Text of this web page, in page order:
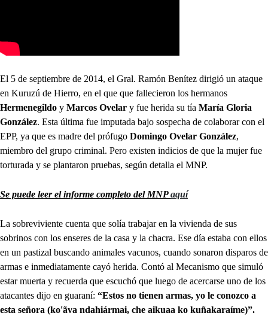
El 5 de septiembre de 2014, el Gral. Ramón Benítez dirigió un ataque
en Kuruzú de Hierro, en el que que fallecieron los hermanos
Hermenegildo y Marcos Ovelar y fue herida su tía María Gloria
González. Esta última fue imputada bajo sospecha de colaborar con el
EPP, ya que es madre del prófugo Domingo Ovelar González,
miembro del grupo criminal. Pero existen indicios de que la mujer fue
torturada y se plantaron pruebas, según detalla el MNP.
Se puede leer el informe completo del MNPaquí
La sobreviviente cuenta que solía trabajar en la vivienda de sus
sobrinos con los enseres de la casa y la chacra. Ese día estaba con ellos
en un pastizal buscando animales vacunos, cuando sonaron disparos de
armas e inmediatamente cayó herida. Contó al Mecanismo que simuló
estar muerta y recuerda que escuchó que luego de acercarse uno de los
atacantes dijo en guaraní: “Estos no tienen armas, yo le conozco a
esta señora (ko'ãva ndahiármai, che aikuaa ko kuñakaraíme)”.